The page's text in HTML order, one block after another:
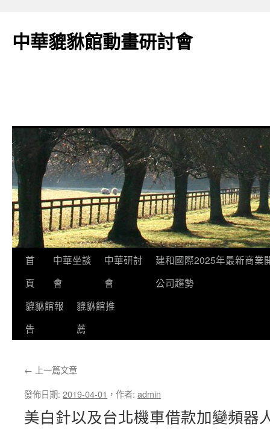
主
中華貔貅館動畫研討會
首
頁
中華坐談
會
中華研討
會
建和國際2025年最新商業
公司趨勢
貔貅館報
告
貔貅館推
薦
← 上一篇文章
發佈日期: 2019-04-01 ， 作者: admin
美白針以及台北機車借款加變頻器